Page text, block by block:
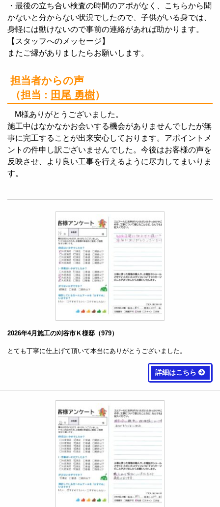
・最後の立ち合い検査の時間のアポがなく、こちらから聞
かないと分からない状況でしたので、子供がいる身では、
身軽には動けないので事前の連絡があれば助かります。
【スタッフへのメッセージ】
またご縁がありましたらお願いします。
担当者からの声
（担当 : 田尾 勇樹）
M様ありがとうございました。
施工中はなかなかお会いする機会がありませんでしたが無
事に完工することが出来安心しております。アポイントメ
ントの件申し訳ございませんでした。今後はお客様の声を
反映させ、より良い工事を行えるように尽力してまいりま
す。
2026年4月施工の刈谷市Ｋ様邸（979）
とても丁寧に仕上げて頂いて本当にありがとうございました。
詳細はこちら